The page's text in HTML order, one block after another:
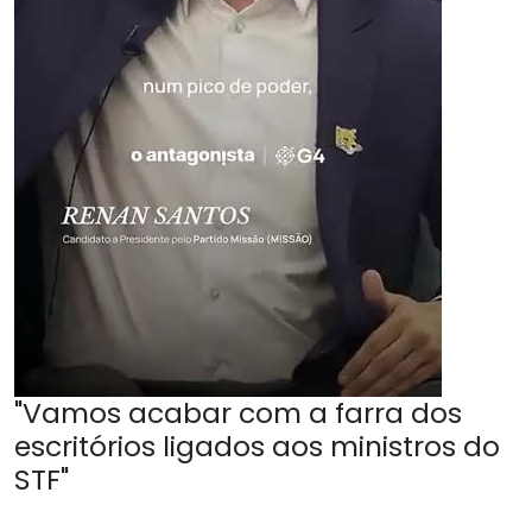
"Vamos acabar com a farra dos
escritórios ligados aos ministros do
STF"